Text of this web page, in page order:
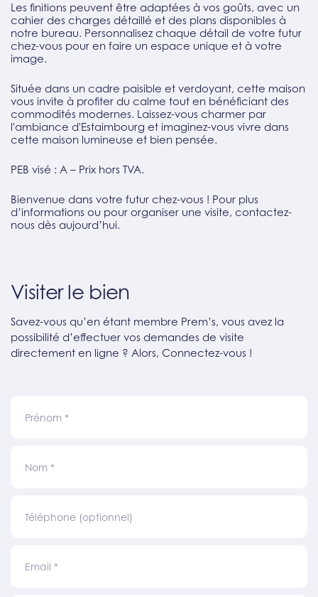
Les finitions peuvent être adaptées à vos goûts, avec un
cahier des charges détaillé et des plans disponibles à
notre bureau. Personnalisez chaque détail de votre futur
chez-vous pour en faire un espace unique et à votre
image.
Située dans un cadre paisible et verdoyant, cette maison
vous invite à profiter du calme tout en bénéficiant des
commodités modernes. Laissez-vous charmer par
l'ambiance d'Estaimbourg et imaginez-vous vivre dans
cette maison lumineuse et bien pensée.
PEB visé : A – Prix hors TVA.
Bienvenue dans votre futur chez-vous ! Pour plus
d’informations ou pour organiser une visite, contactez-
nous dès aujourd’hui.
Visiter le bien
Savez-vous qu’en étant membre Prem’s, vous avez la
possibilité d’effectuer vos demandes de visite
directement en ligne ? Alors, Connectez-vous !
Prénom *
Nom *
Téléphone (optionnel)
Email *